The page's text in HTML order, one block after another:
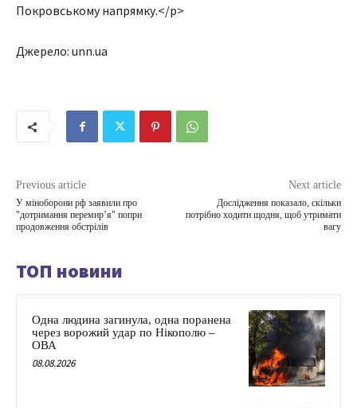
Покровському напрямку.</p>
Джерело: unn.ua
Previous article
У міноборони рф заявили про
"дотримання перемир’я" попри
продовження обстрілів
Next article
Дослідження показало, скільки
потрібно ходити щодня, щоб утримати
вагу
ТОП новини
Одна людина загинула, одна поранена
через ворожий удар по Нікополю –
ОВА
08.08.2026